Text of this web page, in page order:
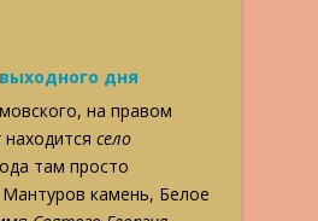
дня
на правом
находится село
там просто
камень, Белое